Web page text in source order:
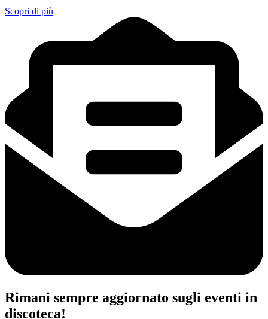
Scopri di più
Rimani sempre aggiornato sugli eventi in
discoteca!